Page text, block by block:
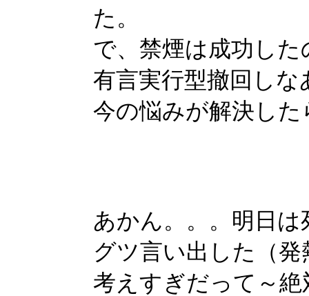
た。
で、禁煙は成功し
有言実行型撤回し
今の悩みが解決し
あかん。。。明日
グツ言い出した（発
考えすぎだって～絶